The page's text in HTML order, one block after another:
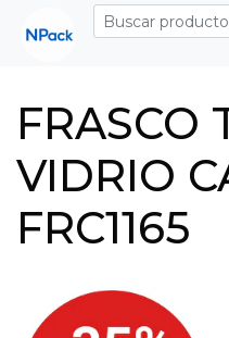
FRASCO
VIDRIO
FRC1165